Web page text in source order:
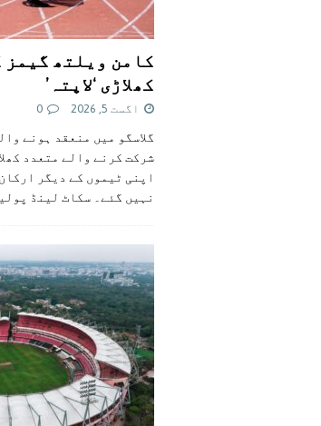
کامن ویلتھ گیمز
کھلاڑی ‘لاپتہ’
اگست 5, 2026 0
گلاسگو میں منعقد ہونے
شرکت کرنے والے متعدد
اپنی ٹیموں کے دیگر
نہیں گئے۔ سکاٹ لینڈ